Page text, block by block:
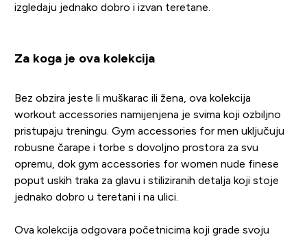
izgledaju jednako dobro i izvan teretane.
Za koga je ova kolekcija
Bez obzira jeste li muškarac ili žena, ova kolekcija
workout accessories namijenjena je svima koji ozbiljno
pristupaju treningu. Gym accessories for men uključuju
robusne čarape i torbe s dovoljno prostora za svu
opremu, dok gym accessories for women nude finese
poput uskih traka za glavu i stiliziranih detalja koji stoje
jednako dobro u teretani i na ulici.
Ova kolekcija odgovara početnicima koji grade svoju